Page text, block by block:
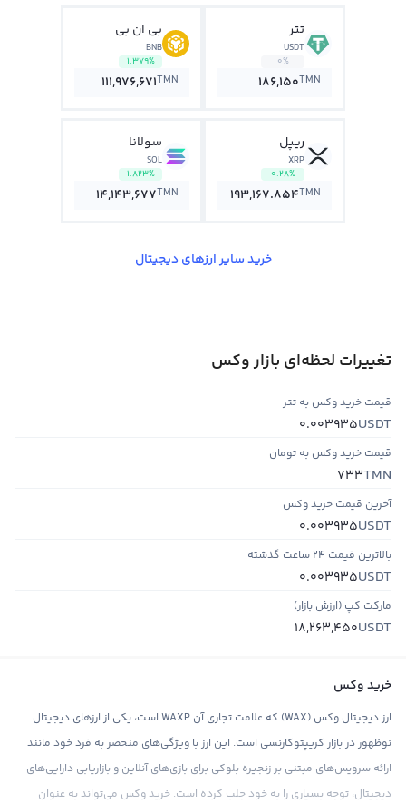
تتر
USDT
0%
186,150TMN
بی ان بی
BNB
1.379%
111,976,671TMN
ریپل
XRP
0.28%
193,167.854TMN
سولانا
SOL
1.823%
14,143,677TMN
خرید سایر ارزهای دیجیتال
تغییرات لحظه‌ای بازار وکس
قیمت خرید وکس به تتر
USDT
0.003935
قیمت خرید وکس به تومان
TMN
733
آخرین قیمت خرید وکس
USDT
0.003935
بالاترین قیمت ۲۴ ساعت گذشته
USDT
0.003935
مارکت کپ (ارزش بازار)
USDT
18,263,450
خرید وکس
ارز دیجیتال وکس (WAX) که علامت تجاری آن WAXP است، یکی از ارزهای دیجیتال
نوظهور در بازار کریپتوکارنسی است. این ارز با ویژگی‌های منحصر به فرد خود مانند
ارائه سرویس‌های مبتنی بر زنجیره بلوکی برای بازی‌های آنلاین و بازاریابی دارایی‌های
دیجیتال، توجه بسیاری را به خود جلب کرده است. خرید وکس می‌تواند به عنوان